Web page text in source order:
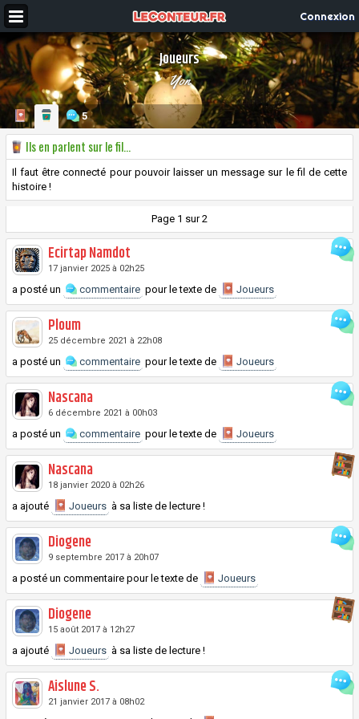
Connexion
Joueurs
Yon
5
Ils en parlent sur le fil...
Il faut être connecté pour pouvoir laisser un message sur le fil de cette
histoire !
Page 1 sur 2
Ecirtap Namdot
17 janvier 2025 à 02h25
a posté un commentaire pour le texte de Joueurs
Ploum
25 décembre 2021 à 22h08
a posté un commentaire pour le texte de Joueurs
Nascana
6 décembre 2021 à 00h03
a posté un commentaire pour le texte de Joueurs
Nascana
18 janvier 2020 à 02h26
a ajouté Joueurs à sa liste de lecture !
Diogene
9 septembre 2017 à 20h07
a posté un commentaire pour le texte de Joueurs
Diogene
15 août 2017 à 12h27
a ajouté Joueurs à sa liste de lecture !
Aislune S.
21 janvier 2017 à 08h02